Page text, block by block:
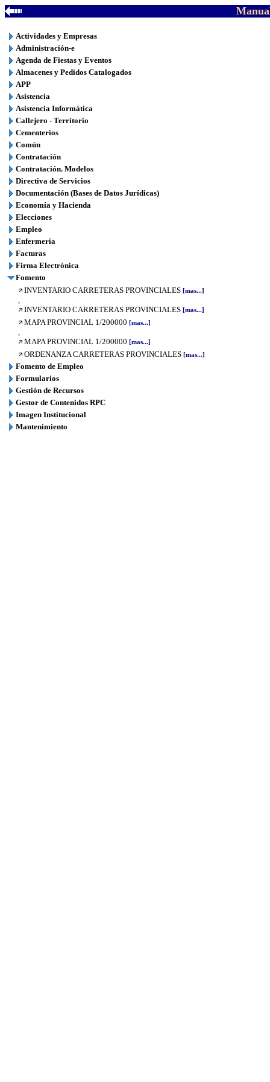
Actividades y Empresas
Administración-e
Agenda de Fiestas y Eventos
Almacenes y Pedidos Catalogados
APP
Asistencia
Asistencia Informática
Callejero - Territorio
Cementerios
Común
Contratación
Contratación. Modelos
Directiva de Servicios
Documentación (Bases de Datos Jurídicas)
Economía y Hacienda
Elecciones
Empleo
Enfermería
Facturas
Firma Electrónica
Fomento
INVENTARIO CARRETERAS PROVINCIALES [mas...]
,
INVENTARIO CARRETERAS PROVINCIALES [mas...]
MAPA PROVINCIAL 1/200000 [mas...]
,
MAPA PROVINCIAL 1/200000 [mas...]
ORDENANZA CARRETERAS PROVINCIALES [mas...]
Fomento de Empleo
Formularios
Gestión de Recursos
Gestor de Contenidos RPC
Imagen Institucional
Mantenimiento